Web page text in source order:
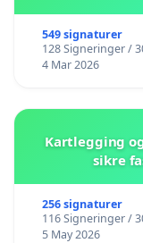
549 signaturer
128 Signeringer /
4 Mar 2026
Kartlegging
sikre
256 signaturer
116 Signeringer /
5 May 2026